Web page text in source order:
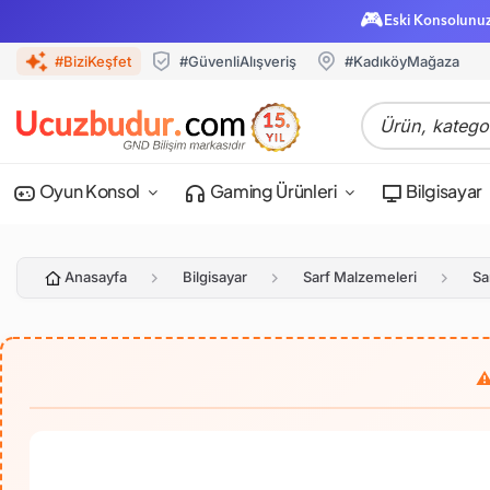
🎮 Eski
#BiziKeşfet #GüvenliAlışveriş #KadıköyMağaza
Oyun Konsol Gaming Ürünleri Bilgisayar
Anasayfa Bilgisayar Sarf Malzemeleri